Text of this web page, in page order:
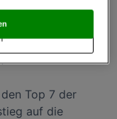
übernimmt sie
Karriere
und kann etwas
Top 7 der
auf die
Es besteht insbesondere
zu Kontroll- und
wirksamen
in die Verwendung
(auch aus USA) ein.
verwalten und